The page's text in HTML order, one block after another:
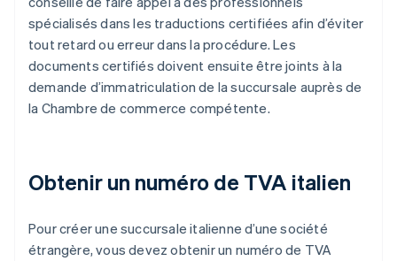
spécialisés dans les traductions certifiées afin d’éviter
tout retard ou erreur dans la procédure. Les
documents certifiés doivent ensuite être joints à la
demande d’immatriculation de la succursale auprès de
la Chambre de commerce compétente.
Obtenir un numéro de TVA italien
Pour créer une succursale italienne d’une société
étrangère, vous devez obtenir un numéro de TVA